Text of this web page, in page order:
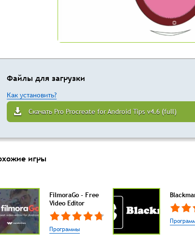
Файлы для загрузки
Как установить?
Скачать Pro Procreate for Android Tips v4.6 (full)
игры
FilmoraGo - Free
Video Editor
Программы